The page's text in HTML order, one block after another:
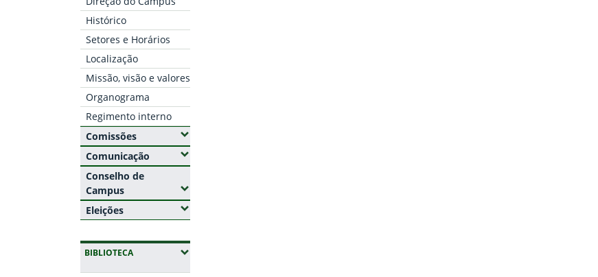
Histórico
Setores e Horários
Localização
Missão, visão e valores
Organograma
Regimento interno
Comissões(Expandir submenus)
Comunicação (Expandir submenus)
Conselho de
Campus(Expandir submenus)
Eleições(Expandir submenus)
BIBLIOTECA(EXPANDIR SUBMENUS)